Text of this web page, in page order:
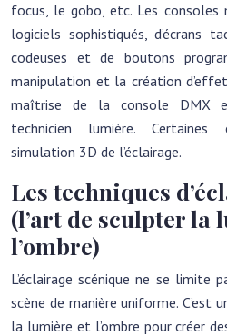
focus, le gobo, etc. Les consoles
logiciels sophistiqués, d’écrans
codeuses et de boutons
manipulation et la création
maîtrise de la console DMX
technicien lumière.
simulation 3D de l’éclairage.
Les techniques
(l’art de sculpter la
l’ombre)
L’éclairage scénique ne se limite
scène de manière uniforme. C’est
la lumière et l’ombre pour créer